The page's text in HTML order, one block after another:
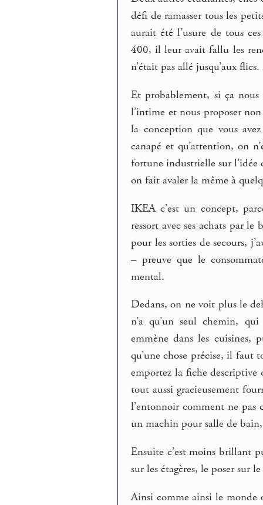
défi de ramasser tous les
aurait été l’usure de tous
400, il leur avait fallu les
n’était pas allé jusqu’aux
Et probablement, si ça nous
l’intime et nous proposer
la conception que vous
canapé et qu’attention, on
fortune industrielle sur l’idée
on fait avaler la même à
IKEA c’est un concept,
ressort avec ses achats par le
pour les sorties de secours,
– preuve que le
mental.
Dedans, on ne voit plus le
n’a qu’un seul chemin,
emmène dans les cuisines,
qu’une chose précise, il faut
emportez la fiche
tout aussi gracieusement
l’entonnoir comment ne pas
un machin pour salle de
Ensuite c’est moins brillant
sur les étagères, le poser sur
Ainsi comme ainsi le monde